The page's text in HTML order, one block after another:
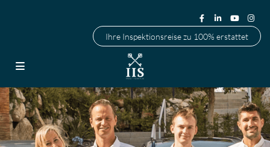
Ihre Inspektionsreise zu 100% erstattet